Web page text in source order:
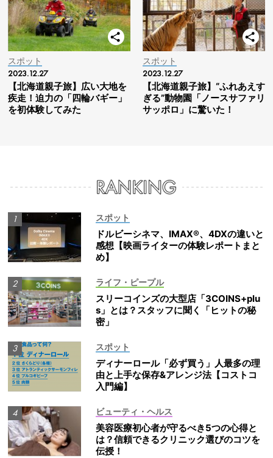
スポット
2023.12.27
【北海道親子旅】広い大地を
疾走！迫力の「四輪バギー」
を初体験してみた
スポット
2023.12.27
【北海道親子旅】“ふれあえす
ぎる”動物園「ノースサファリ
サッポロ」に驚いた！
スポット
ドルビーシネマ、IMAX®、4DXの違いと
感想【映画ライターの体験レポートまと
め】
ライフ・ピープル
スリーコインズの大型店「3COINS+plu
s」とは？スタッフに聞く「ヒットの秘
密」
スポット
ディナーロール「必ず買う」人最多の理
由と上手な保存&アレンジ法【コストコ
入門編】
ビューティ・ヘルス
美容医療初心者が守るべき5つの心得と
は？信頼できるクリニック選びのコツを
伝授！